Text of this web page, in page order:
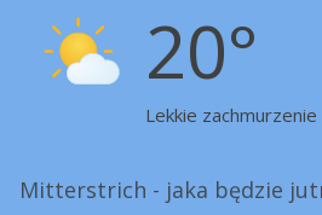
20°
Lekkie zachmurzenie
Mitterstrich - jaka będzie